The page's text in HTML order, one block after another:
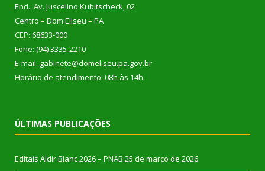
End.: Av. Juscelino Kubitscheck, 02
Centro – Dom Eliseu – PA
CEP: 68633-000
Fone: (94) 3335-2210
E-mail: gabinete@domeliseu.pa.gov.br
Horário de atendimento: 08h às 14h
ÚLTIMAS PUBLICAÇÕES
Editais Aldir Blanc 2026 – PNAB 25 de março de 2026